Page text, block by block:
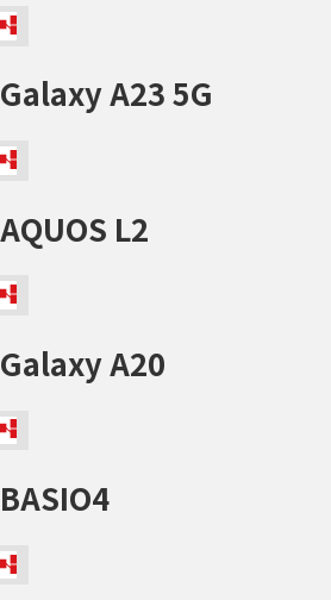
Galaxy A23 5G
AQUOS L2
Galaxy A20
BASIO4